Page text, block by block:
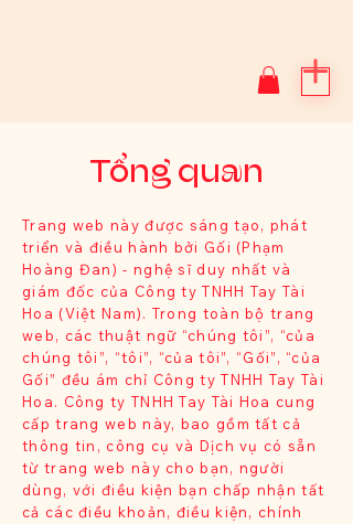
Tổng quan
Trang web này được sáng tạo, phát
triển và điều hành bởi Gối (Phạm
Hoàng Đan) - nghệ sĩ duy nhất và
giám đốc của Công ty TNHH Tay Tài
Hoa (Việt Nam). Trong toàn bộ trang
web, các thuật ngữ “chúng tôi”, “của
chúng tôi”, “tôi”, “của tôi”, “Gối”, “của
Gối” đều ám chỉ Công ty TNHH Tay Tài
Hoa. Công ty TNHH Tay Tài Hoa cung
cấp trang web này, bao gồm tất cả
thông tin, công cụ và Dịch vụ có sẵn
từ trang web này cho bạn, người
dùng, với điều kiện bạn chấp nhận tất
cả các điều khoản, điều kiện, chính